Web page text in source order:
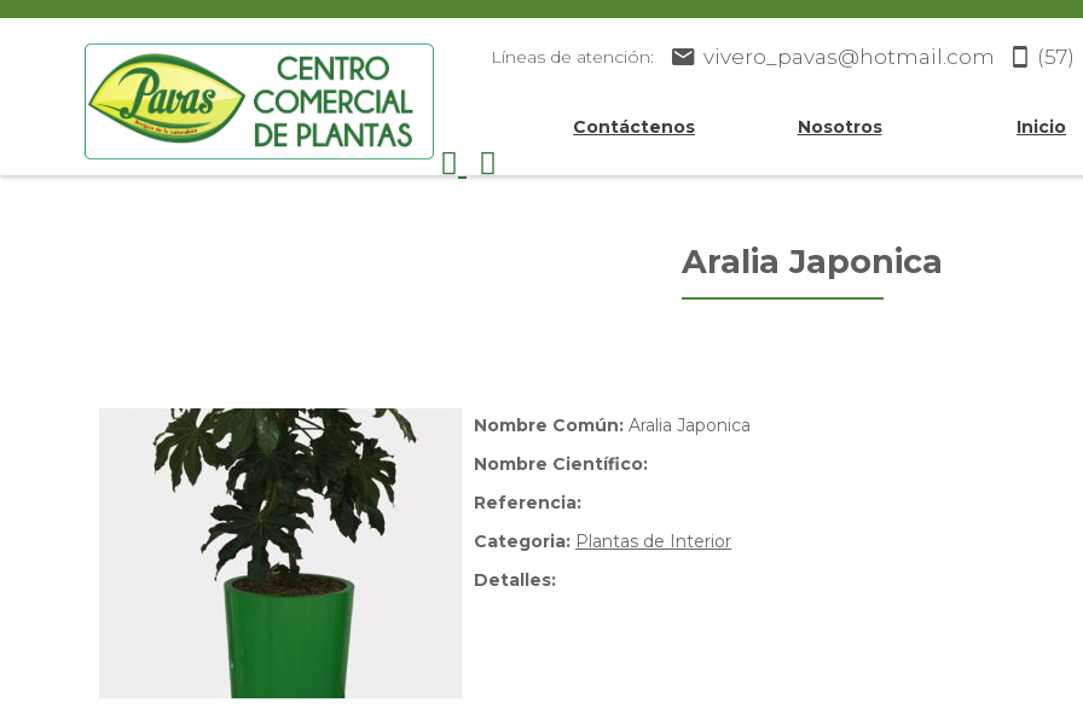
Líneas de atención: vivero_pavas@hotmail.com (57)
Contáctenos Nosotros Inicio
Aralia Japonica
Nombre Común: Aralia Japonica
Nombre Científico:
Referencia:
Categoria: Plantas de Interior
Detalles: